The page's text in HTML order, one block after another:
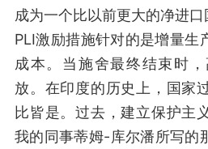
成为一个比以前更大的净进口
PLI激励措施针对的是增量生
成本。当施舍最终结束时
放。在印度的历史上，国家
比皆是。过去，建立保护主
我的同事蒂姆-库尔潘所写的